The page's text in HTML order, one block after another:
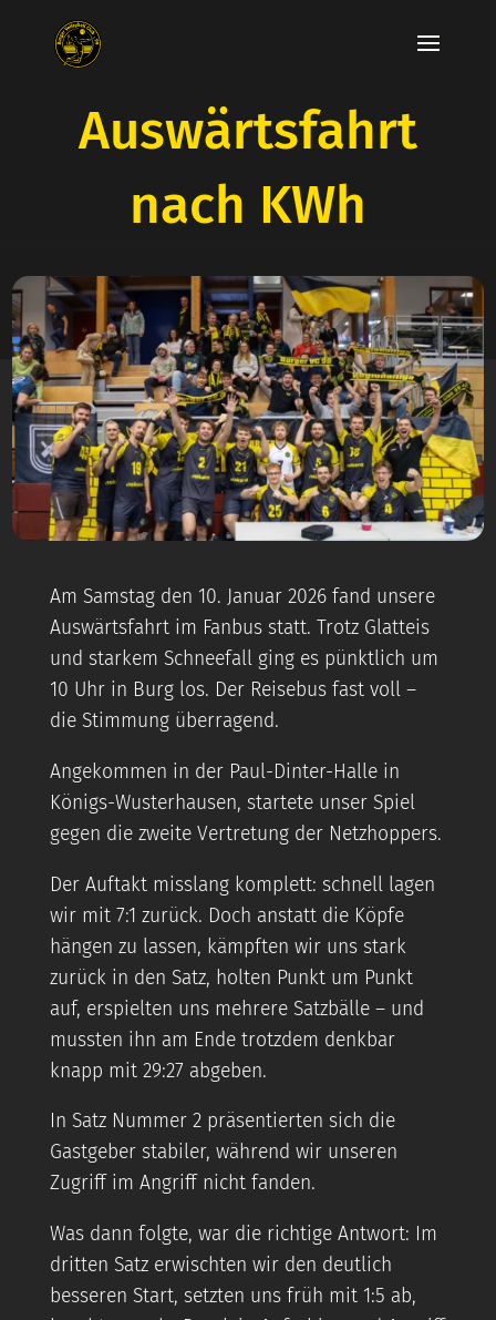
Auswärtsfahrt
nach KWh
Am Samstag den 10. Januar 2026 fand unsere
Auswärtsfahrt im Fanbus statt. Trotz Glatteis
und starkem Schneefall ging es pünktlich um
10 Uhr in Burg los. Der Reisebus fast voll –
die Stimmung überragend.
Angekommen in der Paul-Dinter-Halle in
Königs-Wusterhausen, startete unser Spiel
gegen die zweite Vertretung der Netzhoppers.
Der Auftakt misslang komplett: schnell lagen
wir mit 7:1 zurück. Doch anstatt die Köpfe
hängen zu lassen, kämpften wir uns stark
zurück in den Satz, holten Punkt um Punkt
auf, erspielten uns mehrere Satzbälle – und
mussten ihn am Ende trotzdem denkbar
knapp mit 29:27 abgeben.
In Satz Nummer 2 präsentierten sich die
Gastgeber stabiler, während wir unseren
Zugriff im Angriff nicht fanden.
Was dann folgte, war die richtige Antwort: Im
dritten Satz erwischten wir den deutlich
besseren Start, setzten uns früh mit 1:5 ab,